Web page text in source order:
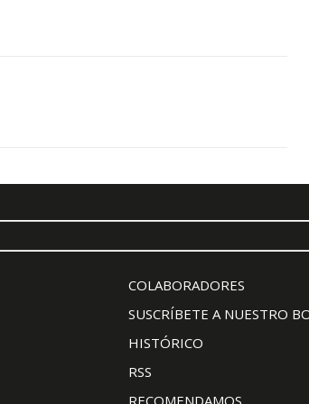
COLABORADORES
SUSCRÍBETE A NUESTRO
HISTÓRICO
RSS